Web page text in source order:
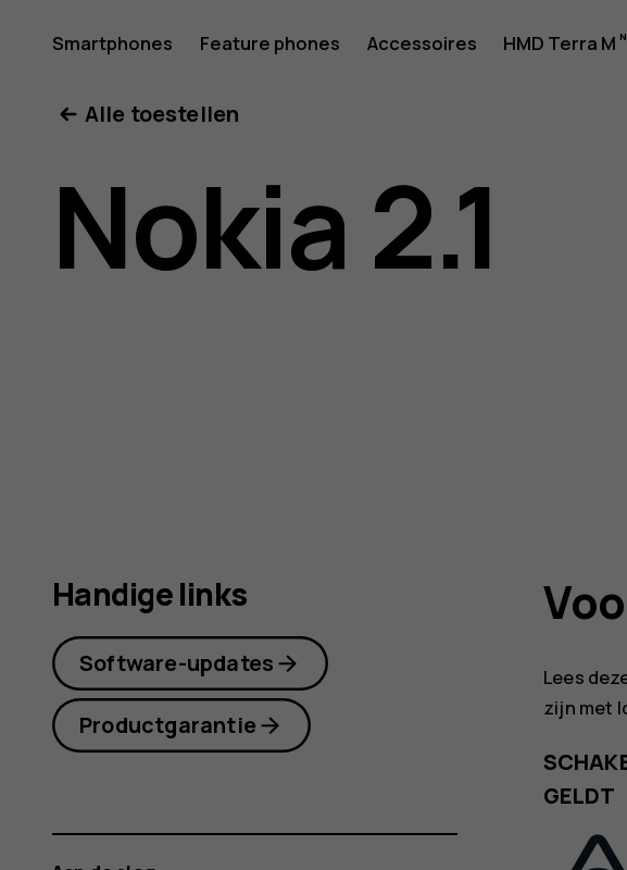
voor
Nokia
Smartphones Feature phones Accessoires HMD Terra M
Alle toestellen
Nokia 2.1
Lees
zijn met
GELDT
Handige links
Software-updates
Productgarantie